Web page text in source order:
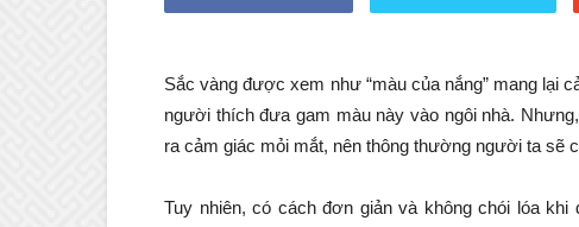
Sắc vàng được xem như “màu của nắng” mang lại
người thích đưa gam màu này vào ngôi nhà.
ra cảm giác mỏi mắt, nên thông thường người ta sẽ
Tuy nhiên, có cách đơn giản và không chói lóa